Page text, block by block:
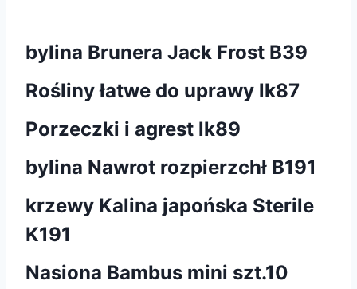
bylina Brunera Jack Frost B39
Rośliny łatwe do uprawy lk87
Porzeczki i agrest lk89
bylina Nawrot rozpierzchł B191
krzewy Kalina japońska Sterile
K191
Nasiona Bambus mini szt.10